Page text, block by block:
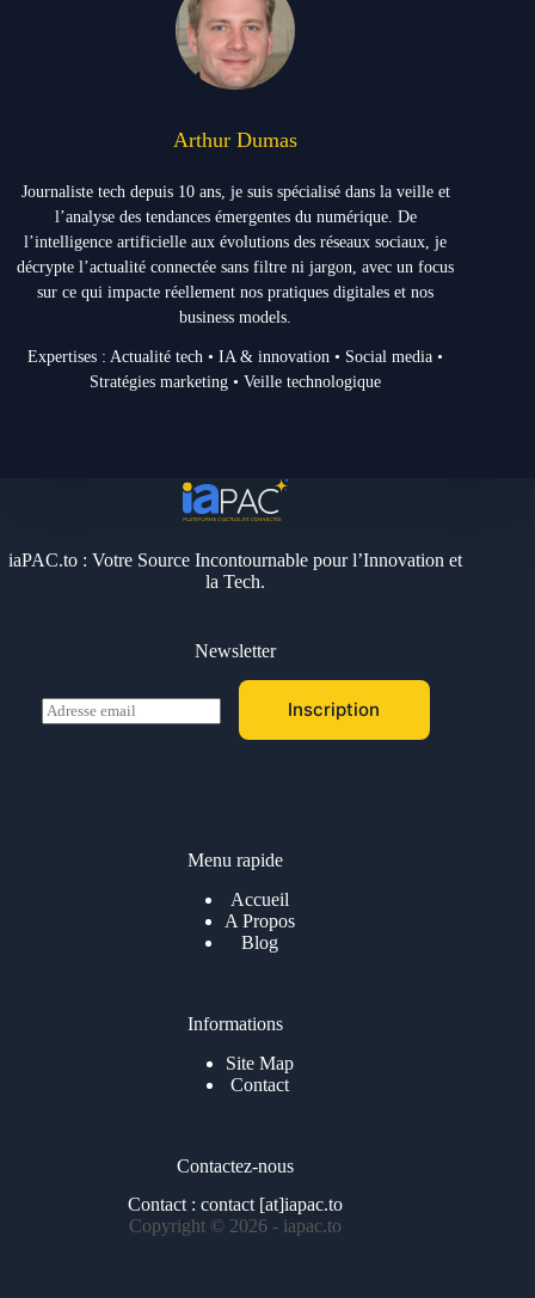
Arthur Dumas
Journaliste tech depuis 10 ans, je suis spécialisé dans la veille et
l’analyse des tendances émergentes du numérique. De
l’intelligence artificielle aux évolutions des réseaux sociaux, je
décrypte l’actualité connectée sans filtre ni jargon, avec un focus
sur ce qui impacte réellement nos pratiques digitales et nos
business models.
Expertises : Actualité tech • IA & innovation • Social media •
Stratégies marketing • Veille technologique
iaPAC.to : Votre Source Incontournable pour l’Innovation et
la Tech.
Newsletter
E
m
Inscription
Menu rapide
Accueil
A Propos
Blog
Informations
Site Map
Contact
Contactez-nous
Contact : contact [at]iapac.to
Copyright © 2026 - iapac.to